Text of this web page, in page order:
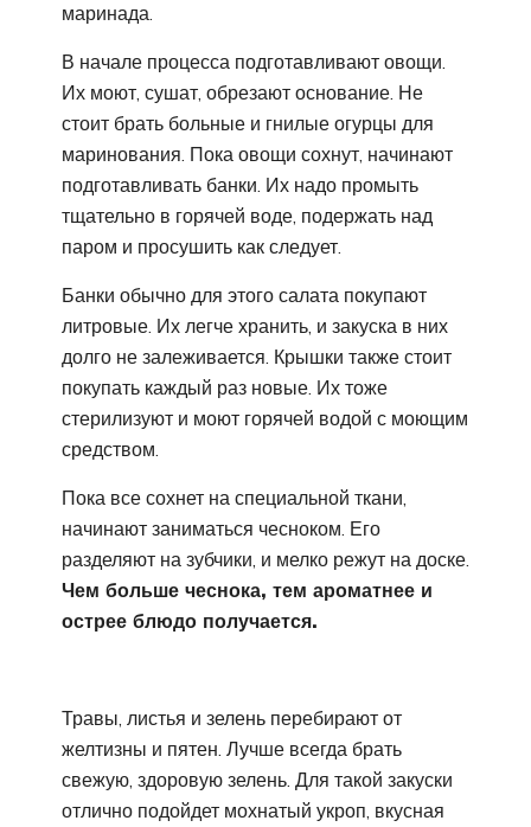
маринада.
В начале процесса подготавливают овощи.
Их моют, сушат, обрезают основание. Не
стоит брать больные и гнилые огурцы для
маринования. Пока овощи сохнут, начинают
подготавливать банки. Их надо промыть
тщательно в горячей воде, подержать над
паром и просушить как следует.
Банки обычно для этого салата покупают
литровые. Их легче хранить, и закуска в них
долго не залеживается. Крышки также стоит
покупать каждый раз новые. Их тоже
стерилизуют и моют горячей водой с моющим
средством.
Пока все сохнет на специальной ткани,
начинают заниматься чесноком. Его
разделяют на зубчики, и мелко режут на доске.
Чем больше чеснока, тем ароматнее и
острее блюдо получается.
Травы, листья и зелень перебирают от
желтизны и пятен. Лучше всегда брать
свежую, здоровую зелень. Для такой закуски
отлично подойдет мохнатый укроп, вкусная